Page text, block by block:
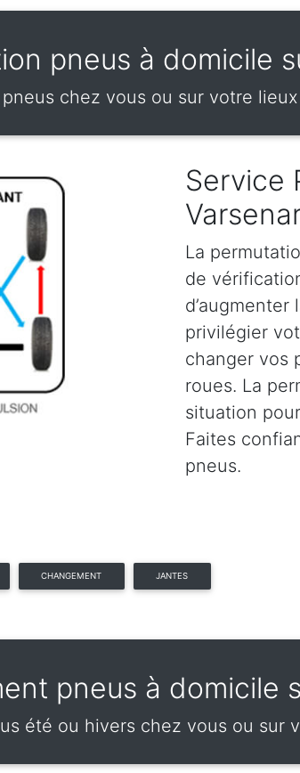
pneus à domicile
chez vous ou sur votre
Service
La
de
privilégier
changer vos
roues. La
situation
Faites
pneus.
CHANGEMENT JANTES
pneus à domicile
été ou hivers chez vous ou sur